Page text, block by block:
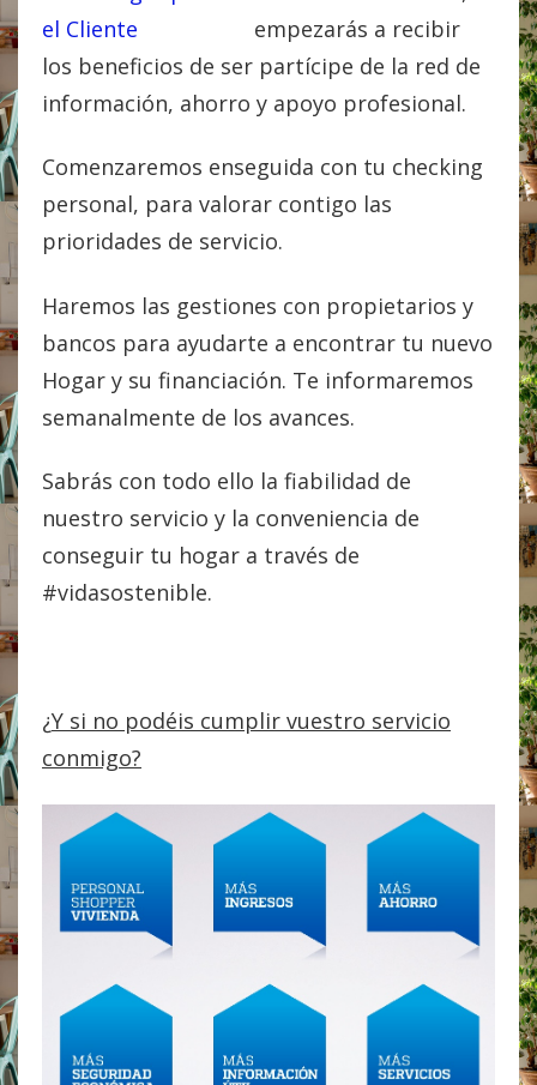
empezarás a recibir
los beneficios de ser partícipe de la red de
información, ahorro y apoyo profesional.
Comenzaremos enseguida con tu checking
personal, para valorar contigo las
prioridades de servicio.
Haremos las gestiones con propietarios y
bancos para ayudarte a encontrar tu nuevo
Hogar y su financiación. Te informaremos
semanalmente de los avances.
Sabrás con todo ello la fiabilidad de
nuestro servicio y la conveniencia de
conseguir tu hogar a través de
#vidasostenible.
¿Y si no podéis cumplir vuestro servicio
conmigo?